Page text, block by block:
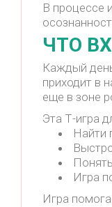
В процессе
ЧТО
Каждый
приходит в
еще в зоне
Эта Т-игра
Найти
Игра
Игра